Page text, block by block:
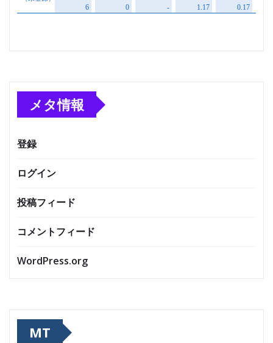
メタ情報
登録
ログイン
投稿フィード
コメントフィード
WordPress.org
MT